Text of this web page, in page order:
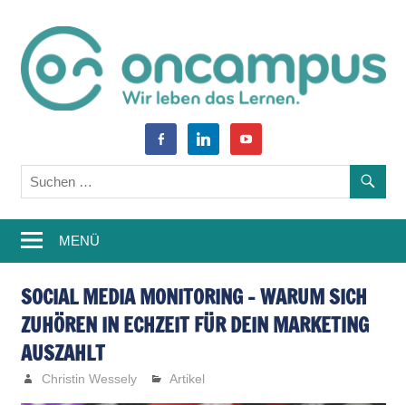
springen
oncampus-
Blog
–
Weiterbildung,
Studium,
Wissen
Learning
facebook-
alt
linkedin youtube
MENÜ
SOCIAL MEDIA MONITORING – WARUM SICH
ZUHÖREN IN ECHZEIT FÜR DEIN MARKETING
AUSZAHLT
Christin Wessely Artikel